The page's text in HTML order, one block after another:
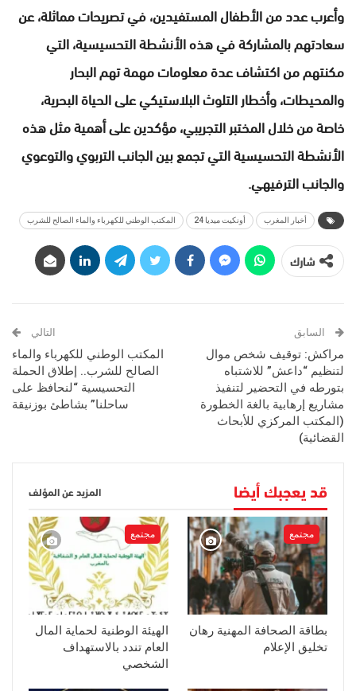
وأعرب عدد من الأطفال المستفيدين، في تصريحات مماثلة، عن
سعادتهم بالمشاركة في هذه الأنشطة التحسيسية، التي
مكنتهم من اكتشاف عدة معلومات مهمة تهم البحار
والمحيطات، وأخطار التلوث البلاستيكي على الحياة البحرية،
خاصة من خلال المختبر التجريبي، مؤكدين على أهمية مثل هذه
الأنشطة التحسيسية التي تجمع بين الجانب التربوي والتوعوي
والجانب الترفيهي.
أخبار المغرب أونكيت ميديا 24 المكتب الوطني للكهرباء والماء الصالح للشرب
شارك
السابق
مراكش: توقيف شخص موال
لتنظيم “داعش” للاشتباه
بتورطه في التحضير لتنفيذ
مشاريع إرهابية بالغة الخطورة
(المكتب المركزي للأبحاث
القضائية)
التالي
المكتب الوطني للكهرباء والماء
الصالح للشرب.. إطلاق الحملة
التحسيسية “لنحافظ على
ساحلنا” بشاطئ بوزنيقة
قد يعجبك أيضا المزيد عن المؤلف
مجتمع
بطاقة الصحافة المهنية رهان
تخليق الإعلام
مجتمع
الهيئة الوطنية لحماية المال
العام تندد بالاستهداف
الشخصي